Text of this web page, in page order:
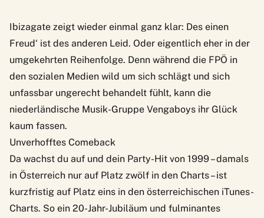
Ibizagate zeigt wieder einmal ganz klar: Des einen
Freud‘ ist des anderen Leid. Oder eigentlich eher in der
umgekehrten Reihenfolge. Denn während die FPÖ in
den sozialen Medien wild um sich schlägt und sich
unfassbar ungerecht behandelt fühlt, kann die
niederländische Musik-Gruppe Vengaboys ihr Glück
kaum fassen.
Unverhofftes Comeback
Da wachst du auf und dein Party-Hit von 1999 – damals
in Österreich nur auf Platz zwölf in den Charts – ist
kurzfristig auf Platz eins in den österreichischen iTunes-
Charts. So ein 20-Jahr-Jubiläum und fulminantes